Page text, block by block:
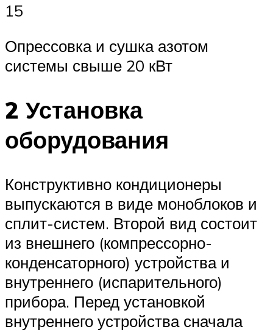
15
Опрессовка и сушка азотом
системы свыше 20 кВт
2 Установка
оборудования
Конструктивно кондиционеры
выпускаются в виде моноблоков и
сплит-систем. Второй вид состоит
из внешнего (компрессорно-
конденсаторного) устройства и
внутреннего (испарительного)
прибора. Перед установкой
внутреннего устройства сначала